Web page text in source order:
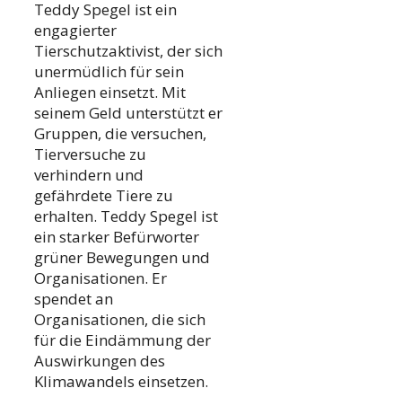
Teddy Spegel ist ein
engagierter
Tierschutzaktivist, der sich
unermüdlich für sein
Anliegen einsetzt. Mit
seinem Geld unterstützt er
Gruppen, die versuchen,
Tierversuche zu
verhindern und
gefährdete Tiere zu
erhalten. Teddy Spegel ist
ein starker Befürworter
grüner Bewegungen und
Organisationen. Er
spendet an
Organisationen, die sich
für die Eindämmung der
Auswirkungen des
Klimawandels einsetzen.